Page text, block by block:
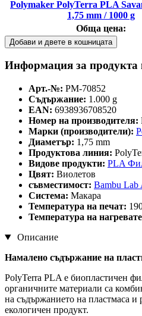
Polymaker PolyTerra PLA
1,75 mm / 1000 g
Обща цена:
Добави и двете в кошницата
Информация за продукта
Арт.-№: PM-70852
Съдържание: 1.000 g
EAN: 6938936708520
Номер на производителя:
Марки (производители):
Диаметър: 1,75 mm
Продуктова линия:
Видове продукти: PLA
Цвят: Виолетов
съвместимост: Bambu Lab
Система: Макара
Температура на печат:
Температура на
Описание
Намалено съдържание на
PolyTerra PLA е биопластичен
органичните материали са
на съдържанието на пластмаса и
екологичен продукт.